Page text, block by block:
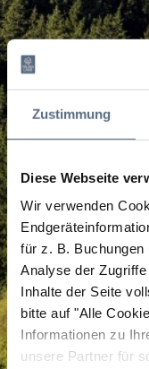
Zustimmung
Diese Webseite
Wir verwenden
für z. B. Buchungen
Analyse der
Inhalte der Seite
bitte auf "Alle
Informationen zu
unsere Partner für